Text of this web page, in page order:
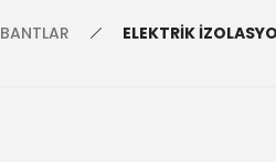
BANTLAR ELEKTRİK